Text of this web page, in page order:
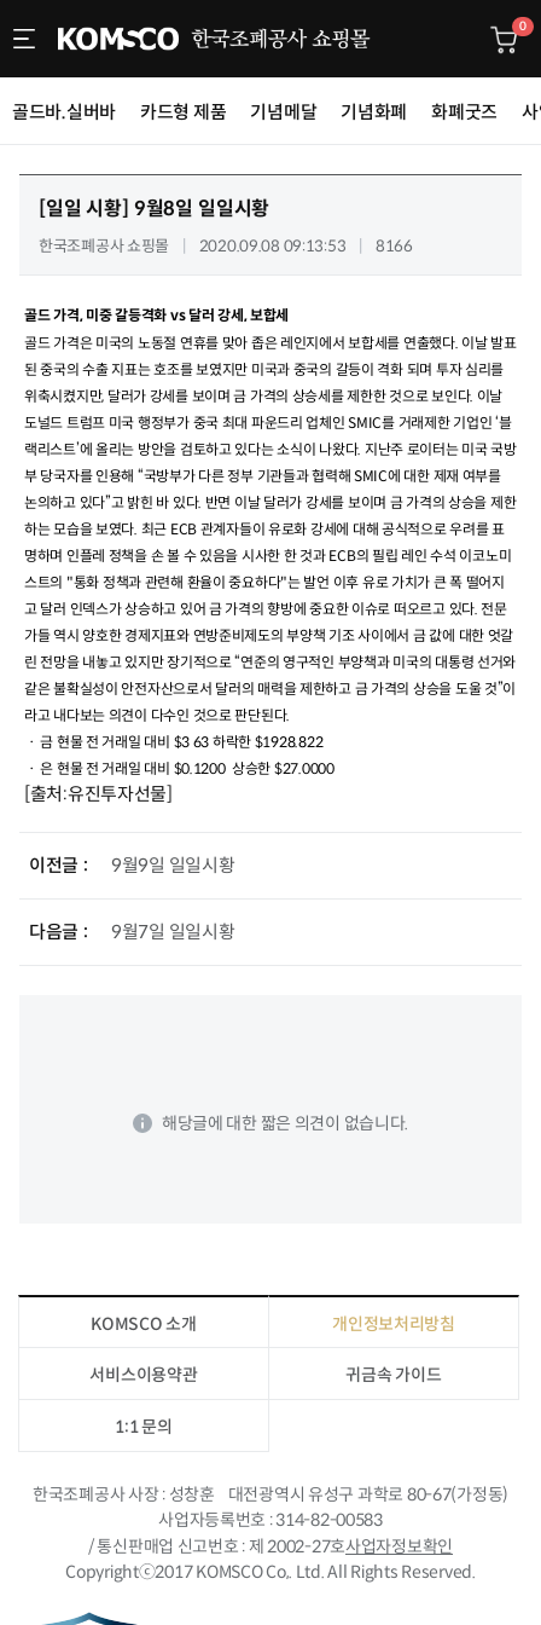
0
골드바.실버바 카드형 제품 기념메달 기념화폐 화폐굿즈
[일일 시황] 9월8일 일일시황
한국조폐공사 쇼핑몰 2020.09.08 09:13:53 8166
골드 가격, 미중 갈등격화 vs 달러 강세, 보합세
골드 가격은 미국의 노동절 연휴를 맞아 좁은 레인지에서 보합세를 연출했다. 이날 발표
된 중국의 수출 지표는 호조를 보였지만 미국과 중국의 갈등이 격화 되며 투자 심리를
위축시켰지만, 달러가 강세를 보이며 금 가격의 상승세를 제한한 것으로 보인다. 이날
도널드 트럼프 미국 행정부가 중국 최대 파운드리 업체인 SMIC를 거래제한 기업인 ‘블
랙리스트’에 올리는 방안을 검토하고 있다는 소식이 나왔다. 지난주 로이터는 미국 국방
부 당국자를 인용해 “국방부가 다른 정부 기관들과 협력해 SMIC에 대한 제재 여부를
논의하고 있다”고 밝힌 바 있다. 반면 이날 달러가 강세를 보이며 금 가격의 상승을 제한
하는 모습을 보였다 최근 ECB 관계자들이 유로화 강세에 대해 공식적으로 우려를 표
명하며 인플레 정책을 손 볼 수 있음을 시사한 한 것과ECB의 필립 레인 수석 이코노미
스트의 "통화 정책과 관련해 환율이 중요하다"는 발언 이후 유로 가치가 큰 폭 떨어지
고 달러 인덱스가 상승하고 있어 금 가격의 향방에 중요한 이슈로 떠오르고 있다. 전문
가들 역시 양호한 경제지표와 연방준비제도의 부양책 기조 사이에서 금 값에 대한 엇갈
린 전망을 내놓고 있지만 장기적으로 “연준의 영구적인 부양책과 미국의 대통령 선거와
같은 불확실성이 안전자산으로서 달러의 매력을 제한하고 금 가격의 상승을 도울 것”이
라고 내다보는 의견이 다수인 것으로 판단된다.
ㆍ 금 현물 전 거래일 대비 $3 63 하락한 $1928.822
ㆍ 은 현물 전 거래일 대비 $0.1200상승한 $27.0000
[출처:유진투자선물]
이전글 9월9일 일일시황
다음글 9월7일 일일시황
해당글에 대한 짧은 의견이 없습니다.
KOMSCO 소개 개인정보처리방침
서비스이용약관 귀금속 가이드
1:1 문의
한국조폐공사 사장 성창훈
대전광역시 유성구 과학로 80-67(가정동)
사업자등록번호 314-82-00583
/ 통신판매업 신고번호 제 2002-27호사업자정보확인
Copyrightⓒ2017 KOMSCO Co,. Ltd. All Rights Reserved.